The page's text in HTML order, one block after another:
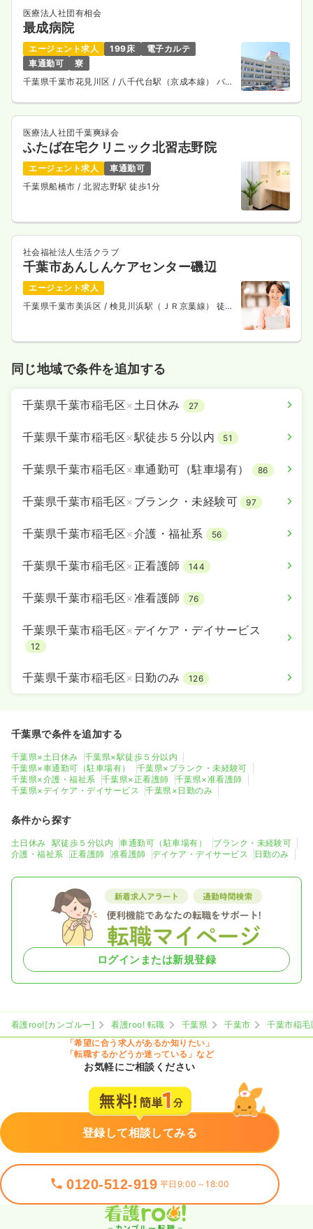
医療法人社団有相会
最成病院
エージェント求人 199床
電子カルテ
車通勤可
寮
千葉県千葉市花見川区 / 八千代台駅（京成本線） バス
医療法人社団千葉爽緑会
ふたば在宅クリニック北習志野院
エージェント求人
車通勤可
千葉県船橋市/ 北習志野駅 徒歩1分
社会福祉法人生活クラブ
千葉市あんしんケアセンター磯辺
エージェント求人
千葉県千葉市美浜区 / 検見川浜駅（ＪＲ京葉線） 徒歩
同じ地域で条件を追加する
千葉県千葉市稲毛区×土日休み 27
千葉県千葉市稲毛区×駅徒歩５分以内 51
千葉県千葉市稲毛区×車通勤可（駐車場有） 86
千葉県千葉市稲毛区× ブランク・未経験可 97
千葉県千葉市稲毛区×介護・福祉系 56
千葉県千葉市稲毛区× 正看護師 144
千葉県千葉市稲毛区×准看護師 76
千葉県千葉市稲毛区× デイケア・デイサービス
12
千葉県千葉市稲毛区× 日勤のみ 126
千葉県で条件を追加する
千葉県×土日休み
千葉県×駅徒歩５分以内
千葉県×車通勤可（駐車場有）
千葉県×ブランク・未経験可
千葉県×介護・福祉系
千葉県×正看護師
千葉県×准看護師
千葉県×デイケア・デイサービス
千葉県×日勤のみ
条件から探す
土日休み 駅徒歩５分以内 車通勤可（駐車場有）
ブランク・未経験可
介護・福祉系
正看護師 准看護師 デイケア・デイサービス 日勤のみ
ログインまたは新規登録
看護roo![カンゴルー] 看護roo! 転職 千葉県 千葉市
千葉市稲毛
「希望に合う求人があるか知りたい」
「転職するかどうか迷っている」など
お気軽にご相談ください
登録して相談してみる
0120-512-919 平日9:00～18:00